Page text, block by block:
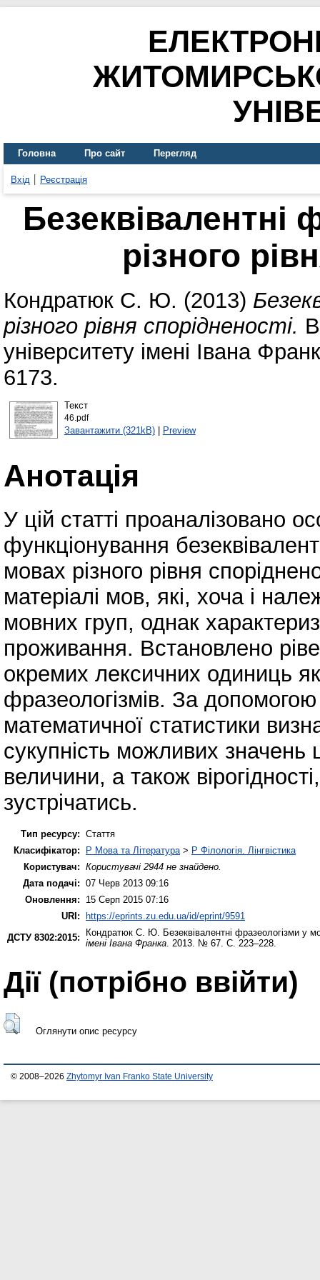
Головна Про сайт Перегляд
Вхід Реєстрація
Безеквівалентні
різного
Кондратюк С. Ю. (2013)
різного рівня спорідненості.
університету імені Івана
6173.
Текст
46.pdf
Завантажити (321kB)| Preview
Анотація
У цій статті проаналізовано
функціонування
мовах різного рівня
матеріалі мов, які, хоча і
мовних груп, однак
проживання. Встановлено
окремих лексичних одиниць
фразеологізмів. За допомогою
математичної статистики
сукупність можливих значень
величини, а також
зустрічатись.
Тип ресурсу: Стаття
Класифікатор:
P Мова та Література > P Філологія. Лінгвістика
Користувач: Користувачі 2944 не знайдено.
Дата подачі: 07 Черв 2013 09:16
Оновлення:
15 Серп 2015 07:16
URI: https://eprints.zu.edu.ua/id/eprint/9591
ДСТУ 8302:2015:
Кондратюк С. Ю. Безеквівалентні фразеологізми у
імені Івана Франка . 2013. № 67. С. 223–228.
Дії ​​(потрібно ввійти)
Оглянути опис ресурсу
© 2008–2026 Zhytomyr Ivan Franko State University